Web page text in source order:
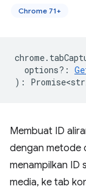
Chrome 71+
chrome.
options? :
) :
Membuat ID
dengan metode
menampilkan ID
media, ke tab